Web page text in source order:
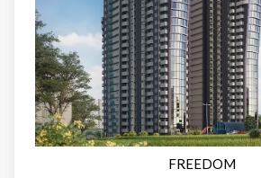
FREEDOM